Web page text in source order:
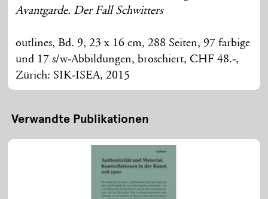
Avantgarde. Der Fall Schwitters
outlines, Bd. 9, 23 x 16 cm, 288 Seiten, 97 farbige
und 17 s/w-Abbildungen, broschiert, CHF 48.-,
Zürich: SIK-ISEA, 2015
Verwandte Publikationen